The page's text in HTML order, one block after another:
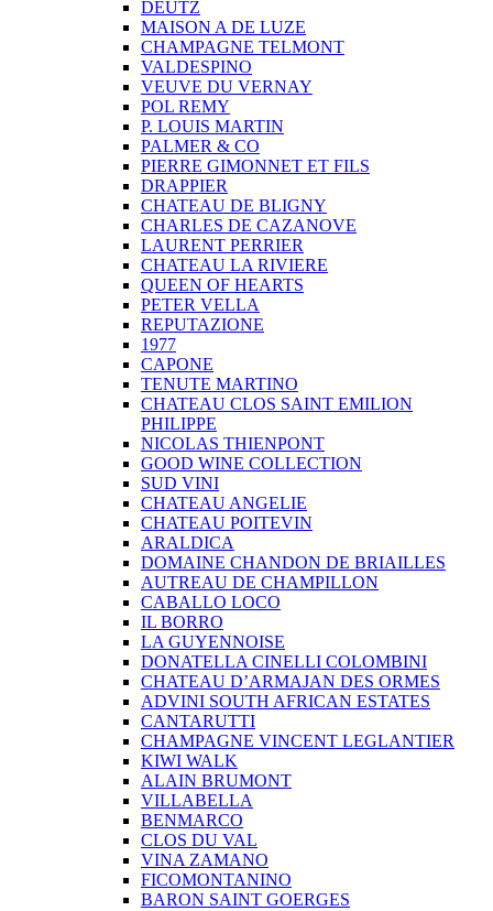
DEUTZ
MAISON A DE LUZE
CHAMPAGNE TELMONT
VALDESPINO
VEUVE DU VERNAY
POL REMY
P. LOUIS MARTIN
PALMER & CO
PIERRE GIMONNET ET FILS
DRAPPIER
CHATEAU DE BLIGNY
CHARLES DE CAZANOVE
LAURENT PERRIER
CHATEAU LA RIVIERE
QUEEN OF HEARTS
PETER VELLA
REPUTAZIONE
1977
CAPONE
TENUTE MARTINO
CHATEAU CLOS SAINT EMILION
PHILIPPE
NICOLAS THIENPONT
GOOD WINE COLLECTION
SUD VINI
CHATEAU ANGELIE
CHATEAU POITEVIN
ARALDICA
DOMAINE CHANDON DE BRIAILLES
AUTREAU DE CHAMPILLON
CABALLO LOCO
IL BORRO
LA GUYENNOISE
DONATELLA CINELLI COLOMBINI
CHATEAU D’ARMAJAN DES ORMES
ADVINI SOUTH AFRICAN ESTATES
CANTARUTTI
CHAMPAGNE VINCENT LEGLANTIER
KIWI WALK
ALAIN BRUMONT
VILLABELLA
BENMARCO
CLOS DU VAL
VINA ZAMANO
FICOMONTANINO
BARON SAINT GOERGES